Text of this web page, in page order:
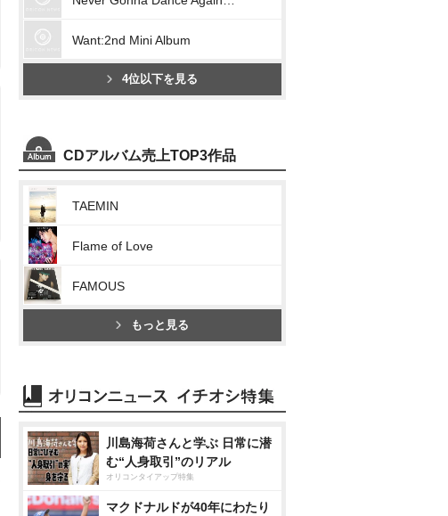
Want:2nd Mini Album
4位以下を見る
CDアルバム売上TOP3作品
TAEMIN
Flame of Love
FAMOUS
もっと見る
川島海荷さんと学ぶ 日常に潜
む“人身取引”のリアル
オリコンタイアップ特集
マクドナルドが40年にわたり